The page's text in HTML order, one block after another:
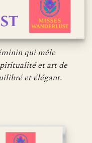
qui mêle
et art de
et élégant.